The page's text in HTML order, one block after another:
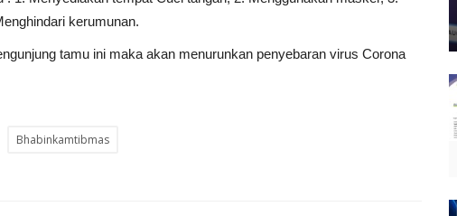
kerumunan.
tamu ini maka akan menurunkan penyebaran virus Corona
Bhabinkamtibmas